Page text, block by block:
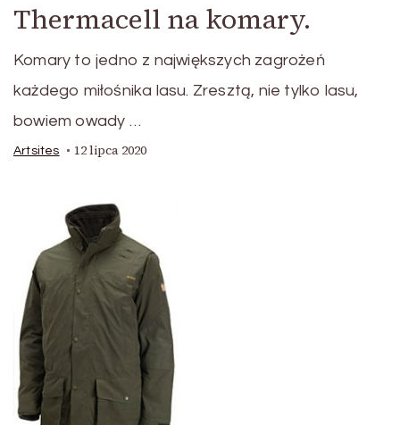
Thermacell na komary.
Komary to jedno z największych zagrożeń
każdego miłośnika lasu. Zresztą, nie tylko lasu,
bowiem owady …
Artsites 12 lipca 2020